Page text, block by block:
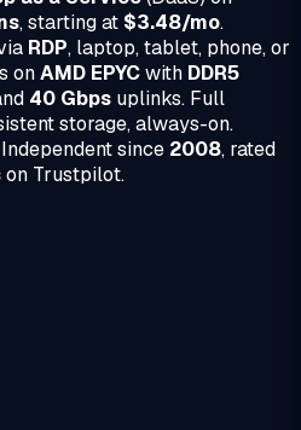
, starting at $3.48/mo.
RDP, laptop, tablet, phone, or
onAMD EPYCwith DDR5
40 Gbps uplinks. Full
storage, always-on.
since 2008, rated
on Trustpilot.